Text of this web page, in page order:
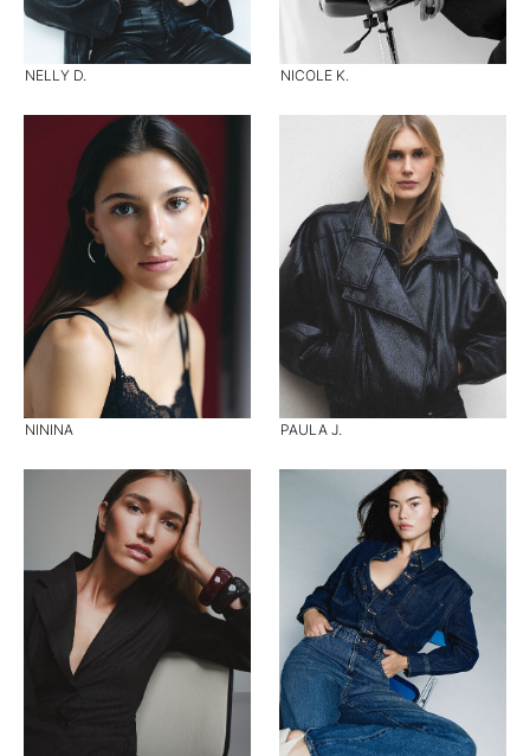
NELLY D. NICOLE K.
NININA PAULA J.